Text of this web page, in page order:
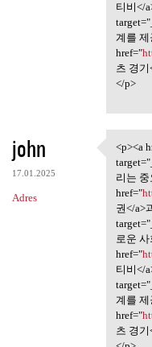
티비</
계를 제
href="
츠 경
</p>
john
17.01.2025
Adres
<p><a
<p><a
리는 중
href="
권</a>
로운
href="
티비</
계를 제
href="
츠 경기